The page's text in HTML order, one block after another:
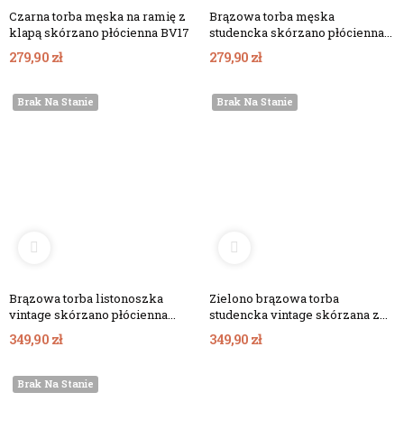
Czarna torba męska na ramię z
klapą skórzano płócienna BV17
279,90 zł
Brązowa torba męska
studencka skórzano płócienna
vintage BV17
279,90 zł
Brak Na Stanie
Brązowa torba listonoszka
vintage skórzano płócienna
349,90 zł
Brak Na Stanie
Zielono brązowa torba
studencka vintage skórzana z
canvasem BV67
349,90 zł
Brak Na Stanie